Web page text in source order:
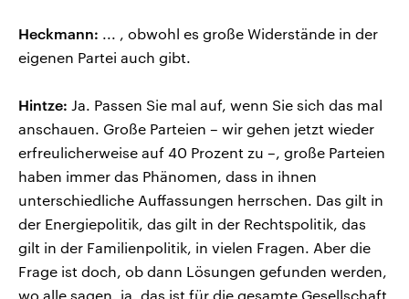
Heckmann: ... , obwohl es große Widerstände in der
eigenen Partei auch gibt.
Hintze: Ja. Passen Sie mal auf, wenn Sie sich das mal
anschauen. Große Parteien – wir gehen jetzt wieder
erfreulicherweise auf 40 Prozent zu –, große Parteien
haben immer das Phänomen, dass in ihnen
unterschiedliche Auffassungen herrschen. Das gilt in
der Energiepolitik, das gilt in der Rechtspolitik, das
gilt in der Familienpolitik, in vielen Fragen. Aber die
Frage ist doch, ob dann Lösungen gefunden werden,
wo alle sagen, ja, das ist für die gesamte Gesellschaft